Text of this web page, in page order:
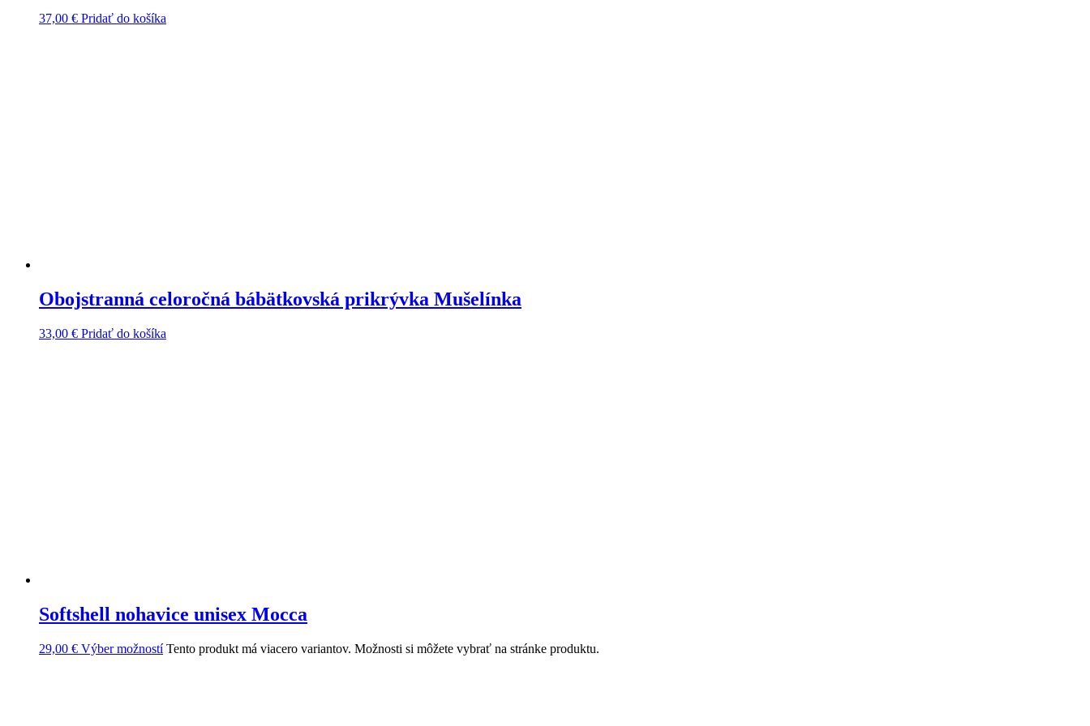
37,00 € Pridať do košíka
Obojstranná celoročná bábätkovská prikrývka Mušelínka
33,00 € Pridať do košíka
Softshell nohavice unisex Mocca
29,00 € Výber možností Tento produkt má viacero variantov. Možnosti si môžete vybrať na stránke produktu.